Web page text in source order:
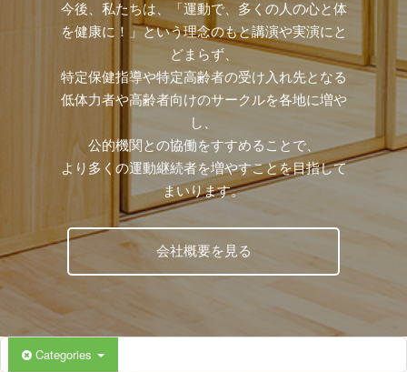
今後、私たちは、「運動で、多くの人の心と体
を健康に！」という理念のもと講演や実演にと
どまらず、
特定保健指導や特定高齢者の受け入れ先となる
低体力者や高齢者向けのサークルを各地に増や
し、
公的機関との協働をすすめることで、
より多くの運動継続者を増やすことを目指して
まいります。
会社概要を見る
Categories